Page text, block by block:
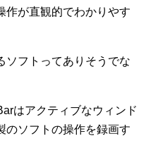
作が直観的でわかりやす
ソフトってありそうでな
はアクティブなウィンド
のソフトの操作を録画す